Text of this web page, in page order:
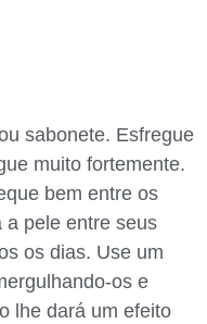
sabonete. Esfregue
muito fortemente.
bem entre os
a pele entre seus
os dias. Use um
os e
lhe dará um efeito